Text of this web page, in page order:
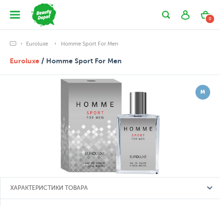
0
Euroluxe Homme Sport For Men
Euroluxe / Homme Sport For Men
М
ХАРАКТЕРИСТИКИ ТОВАРА